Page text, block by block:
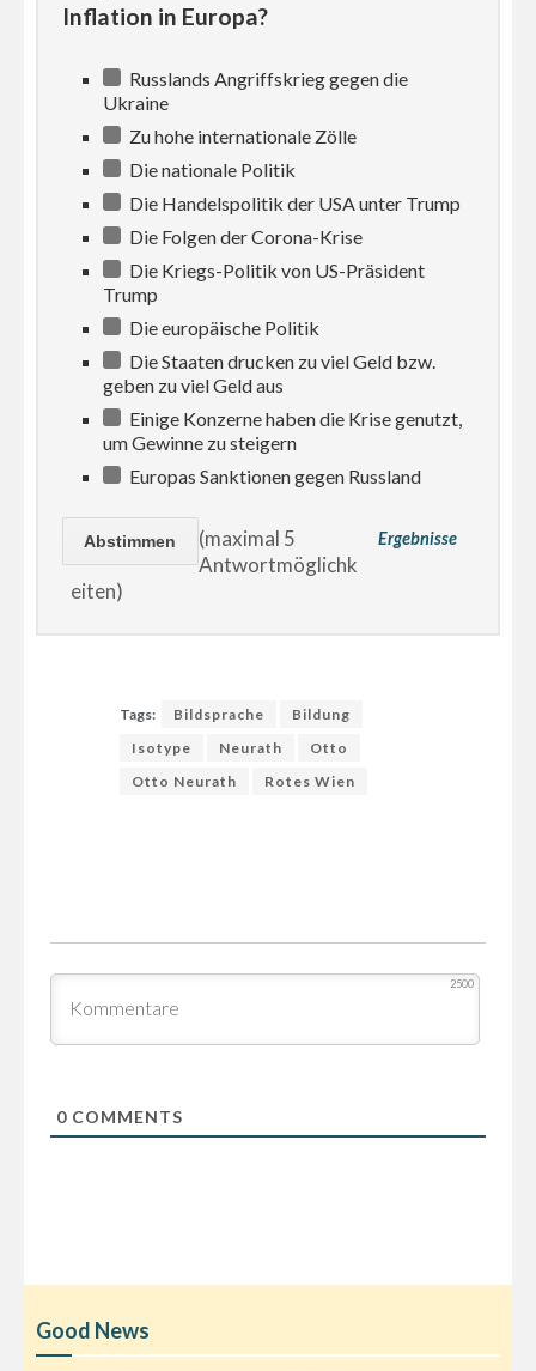
Inflation in Europa?
Russlands Angriffskrieg gegen die
Ukraine
Zu hohe internationale Zölle
Die nationale Politik
Die Handelspolitik der USA unter Trump
Die Folgen der Corona-Krise
Die Kriegs-Politik von US-Präsident
Trump
Die europäische Politik
Die Staaten drucken zu viel Geld bzw.
geben zu viel Geld aus
Einige Konzerne haben die Krise genutzt,
um Gewinne zu steigern
Europas Sanktionen gegen Russland
Ergebnisse
(maximal 5
Antwortmöglichk
eiten)
Tags: Bildsprache
Bildung
Isotype
Neurath
Otto
Otto Neurath
Rotes Wien
2500
0COMMENTS
Good News